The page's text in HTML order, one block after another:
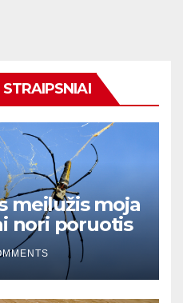
meilužis moja
nori poruotis